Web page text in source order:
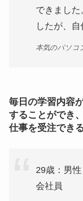
できました
したが、自
本気のパソコ
毎日の学習内容
することができ
仕事を受注でき
29歳：男性
会社員